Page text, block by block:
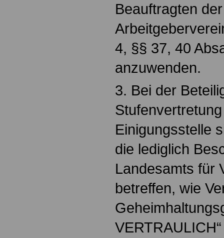
Beauftragten
4, §§ 37, 40
anzuwenden.
3. Bei der
Einigungsstelle
die lediglich
Landesamts für
betreffen, wie